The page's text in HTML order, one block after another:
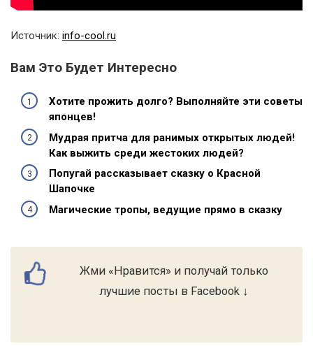
Источник: info-cool.ru
Вам Это Будет Интересно
Хотите прожить долго? Выполняйте эти советы
японцев!
Мудрая притча для ранимых открытых людей!
Как выжить среди жестоких людей?
Попугай рассказывает сказку о Красной
Шапочке
Магические тропы, ведущие прямо в сказку
Жми «Нравится» и получай только
лучшие посты в Facebook ↓